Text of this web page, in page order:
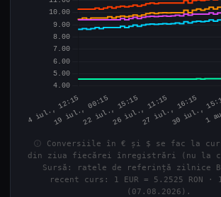
info Conversiile în € și $ se fac la
din ziua fiecărei înregistrări (nu la
Sursă: ratele de referință zilnice
recent curs: 1 EUR = 5.2525 RON ·
(07.08.2026).